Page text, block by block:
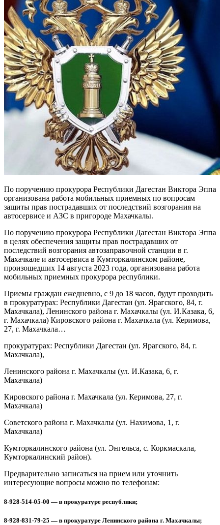
По поручению прокурора Республики Дагестан Виктора Эппа
организована работа мобильных приемных по вопросам
защиты прав пострадавших от последствий возгорания на
автосервисе и АЗС в пригороде Махачкалы.
По поручению прокурора Республики Дагестан Виктора Эппа
в целях обеспечения защиты прав пострадавших от
последствий возгорания автозаправочной станции в г.
Махачкале и автосервиса в Кумторкалинском районе,
произошедших 14 августа 2023 года, организована работа
мобильных приемных прокурора республики.
Приемы граждан ежедневно, с 9 до 18 часов, будут проходить
в прокуратурах: Республики Дагестан (ул. Ярагского, 84, г.
Махачкала), Ленинского района г. Махачкалы (ул. И.Казака, 6,
г. Махачкала) Кировского района г. Махачкала (ул. Керимова,
27, г. Махачкала…
прокуратурах: Республики Дагестан (ул. Ярагского, 84, г.
Махачкала),
Ленинского района г. Махачкалы (ул. И.Казака, 6, г.
Махачкала)
Кировского района г. Махачкала (ул. Керимова, 27, г.
Махачкала)
Советского района г. Махачкалы (ул. Нахимова, 1, г.
Махачкала)
Кумторкалинского района (ул. Энгельса, с. Коркмаскала,
Кумторкалинский район).
Предварительно записаться на прием или уточнить
интересующие вопросы можно по телефонам:
8-928-514-05-00 — в прокуратуре республики;
8-928-831-79-25 — в прокуратуре Ленинского района г. Махачкалы;